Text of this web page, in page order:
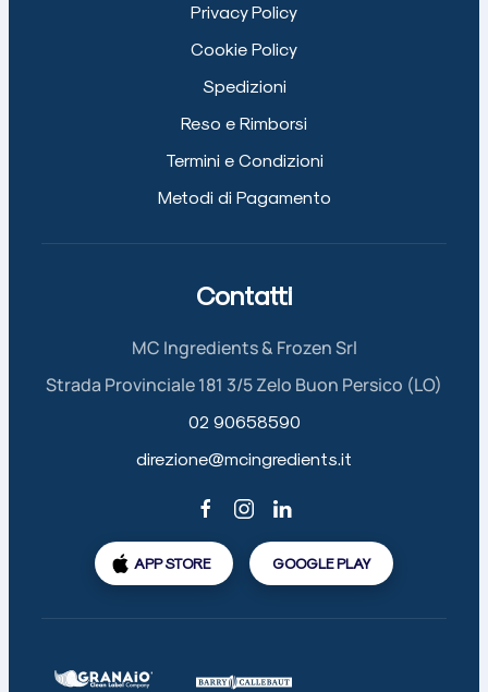
Privacy Policy
Cookie Policy
Spedizioni
Reso e Rimborsi
Termini e Condizioni
Metodi di Pagamento
Contatti
MC Ingredients & Frozen Srl
Strada Provinciale 181 3/5 Zelo Buon Persico (LO)
02 90658590
direzione@mcingredients.it
APP STORE GOOGLE PLAY